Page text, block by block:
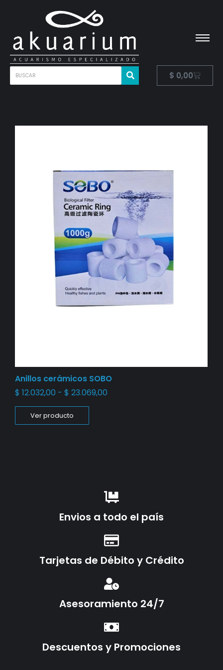
$ 0,00
Anillos cerámicos SOBO
$ 12.032,00 - $ 23.069,00
Ver producto
Envios a todo el país
Tarjetas de Débito y Crédito
Asesoramiento 24/7
Descuentos y Promociones